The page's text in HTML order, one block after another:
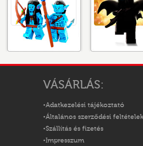
VÁSÁRLÁS:
Adatkezelési tájékoztató
Általános szerződési feltételek
Szállítás és fizetés
Impresszum